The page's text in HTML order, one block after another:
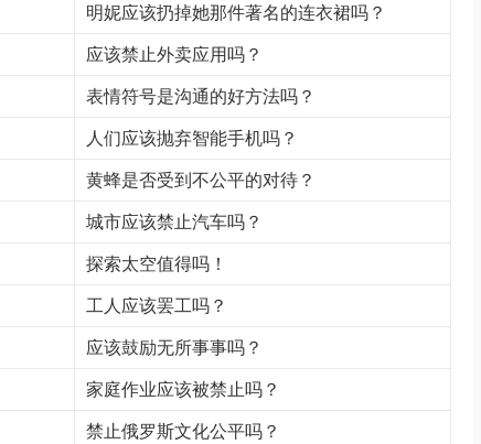
明妮应该扔掉她那件著名的连衣裙吗？
应该禁止外卖应用吗？
表情符号是沟通的好方法吗？
人们应该抛弃智能手机吗？
黄蜂是否受到不公平的对待？
城市应该禁止汽车吗？
探索太空值得吗！
工人应该罢工吗？
应该鼓励无所事事吗？
家庭作业应该被禁止吗？
禁止俄罗斯文化公平吗？